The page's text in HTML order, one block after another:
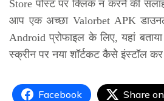
Store पोस्ट पर क्लिक न करने की
आप एक अच्छा Valorbet APK
Android प्रोफाइल के लिए, यहां
स्क्रीन पर नया शॉर्टकट कैसे इंस्टॉल
Facebook Share